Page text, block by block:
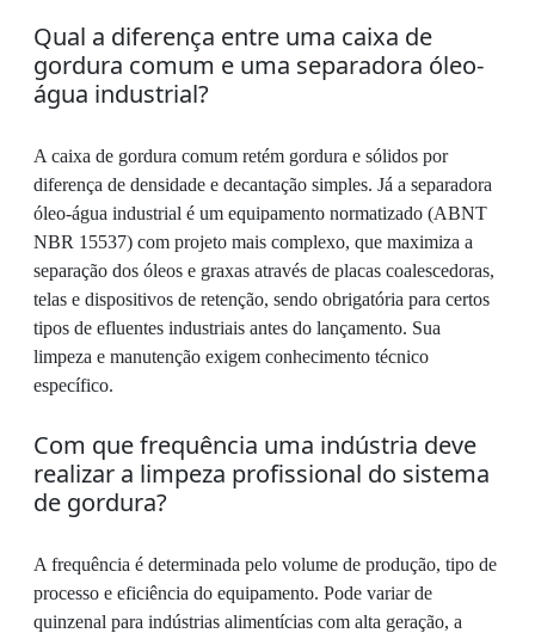
Qual a diferença entre uma caixa de
gordura comum e uma separadora óleo-
água industrial?
A caixa de gordura comum retém gordura e sólidos por
diferença de densidade e decantação simples. Já a separadora
óleo-água industrial é um equipamento normatizado (ABNT
NBR 15537) com projeto mais complexo, que maximiza a
separação dos óleos e graxas através de placas coalescedoras,
telas e dispositivos de retenção, sendo obrigatória para certos
tipos de efluentes industriais antes do lançamento. Sua
limpeza e manutenção exigem conhecimento técnico
específico.
Com que frequência uma indústria deve
realizar a limpeza profissional do sistema
de gordura?
A frequência é determinada pelo volume de produção, tipo de
processo e eficiência do equipamento. Pode variar de
quinzenal para indústrias alimentícias com alta geração, a